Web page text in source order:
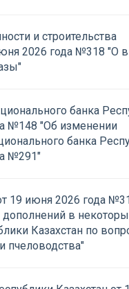
и строительства
2026 года №318 "О
банка
№148 "Об изменении
банка
№291"
19 июня 2026 года
в
Казахстан по
пчеловодства"